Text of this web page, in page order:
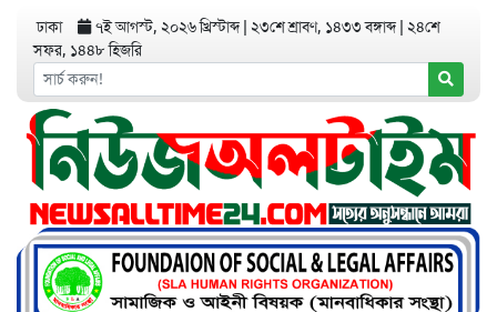
ঢাকা ৭ই আগস্ট, ২০২৬ খ্রিস্টাব্দ ২৩শে শ্রাবণ, ১৪৩৩ বঙ্গাব্দ ২৪শে
সফর, ১৪৪৮ হিজরি